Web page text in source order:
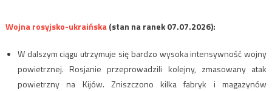
Wojna rosyjsko-ukraińska(stan na ranek 07.07.2026):
W dalszym ciągu utrzymuje się bardzo wysoka intensywność wojny
powietrznej. Rosjanie przeprowadzili kolejny, zmasowany atak
powietrzny na Kijów. Zniszczono kilka fabryk i magazynów